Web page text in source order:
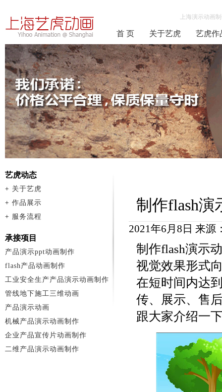
上海演示动画
首 页 关于艺虎 艺虎作
制作flash演
2021年6月8日 来源
制作flash演示
视觉效果形式
在短时间内达
传、展示、售
跟大家介绍一
艺虎动态
+ 关于艺虎
+ 作品展示
+ 服务流程
承接项目
产品演示ppt动画制作
flash产品动画制作
工业安全生产产品演示动画制作
管线地下施工三维动画
产品演示动画
机械产品演示动画制作
企业产品宣传片动画制作
二维产品演示动画制作